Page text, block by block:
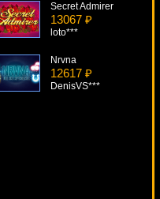
Secret Admirer
13067 ₽
loto***
Nrvna
12617 ₽
DenisVS***